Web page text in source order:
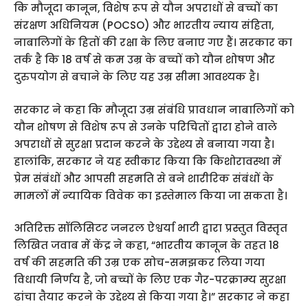
कि मौजूदा कानून, विशेष रूप से यौन अपराधों से बच्चों का
संरक्षण अधिनियम (POCSO) और भारतीय न्याय संहिता,
नाबालिगों के हितों की रक्षा के लिए बनाए गए हैं। सरकार का
तर्क है कि 18 वर्ष से कम उम्र के बच्चों को यौन शोषण और
दुरुपयोग से बचाने के लिए यह उम्र सीमा आवश्यक है।
सरकार ने कहा कि मौजूदा उम्र संबंधि प्रावधान नाबालिगों को
यौन शोषण से विशेष रूप से उनके परिचितों द्वारा होने वाले
अपराधों से सुरक्षा प्रदान करने के उद्देश्य से बनाया गया है।
हालांकि, सरकार ने यह स्वीकार किया कि किशोरावस्था में
प्रेम संबंधों और आपसी सहमति से बने शारीरिक संबंधों के
मामलों में न्यायिक विवेक का इस्तेमाल किया जा सकता है।
अतिरिक्त सॉलिसिटर जनरल ऐश्वर्या भाटी द्वारा प्रस्तुत विस्तृत
लिखित जवाब में केंद्र ने कहा, “भारतीय कानून के तहत 18
वर्ष की सहमति की उम्र एक सोच-समझकर लिया गया
विधायी निर्णय है, जो बच्चों के लिए एक गैर-परक्राम्य सुरक्षा
ढांचा तैयार करने के उद्देश्य से किया गया है।” सरकार ने कहा